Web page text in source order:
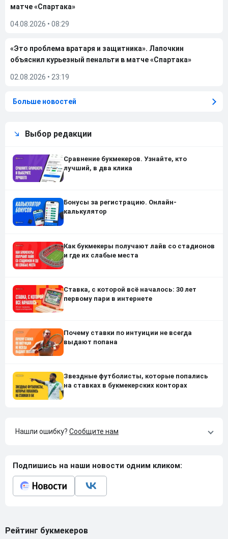
матче «Спартака»
04.08.2026 • 08:29
«Это проблема вратаря и защитника». Лапочкин
объяснил курьезный пенальти в матче «Спартака»
02.08.2026 • 23:19
Больше новостей
Выбор редакции
Сравнение букмекеров. Узнайте, кто
лучший, в два клика
Бонусы за регистрацию. Онлайн-
калькулятор
Как букмекеры получают лайв со стадионов
и где их слабые места
Ставка, с которой всё началось: 30 лет
первому пари в интернете
Почему ставки по интуиции не всегда
выдают попана
Звездные футболисты, которые попались
на ставках в букмекерских конторах
Нашли ошибку? Сообщите нам
Подпишись на наши новости одним кликом:
Рейтинг букмекеров